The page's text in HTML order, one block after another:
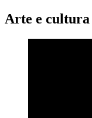
Arte e cultura